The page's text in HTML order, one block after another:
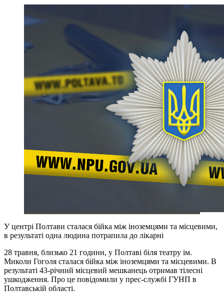
У центрі Полтави сталася бійка між іноземцями та місцевими,
в результаті одна людина потрапила до лікарні
28 травня, близько 21 години, у Полтаві біля театру ім.
Миколи Гоголя сталася бійка між іноземцями та місцевими. В
результаті 43-річний місцевий мешканець отримав тілесні
ушкодження. Про це повідомили у прес-службі ГУНП в
Полтавській області.